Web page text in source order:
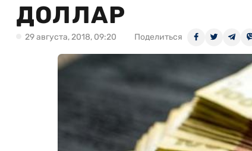
ДОЛЛАР
29 августа, 2018, 09:20 Поделиться